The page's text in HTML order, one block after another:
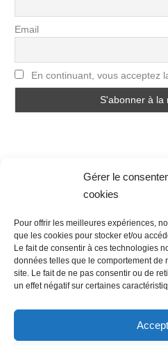
Gérer le
cookies
Pour offrir les meilleures expériences,
que les cookies pour stocker et/ou
Le fait de consentir à ces technologies
données telles que le comportement de
site. Le fait de ne pas consentir ou de
un effet négatif sur certaines
Email
En continuant, vous acceptez
Politique de confidentialité
Mot de passe perdu
Newsletter